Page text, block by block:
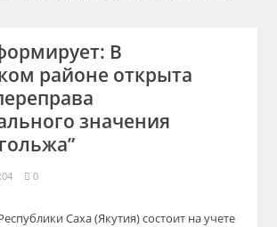
В
районе открыта
значения
0
Саха (Якутия) состоит на учете